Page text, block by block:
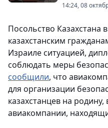
14:24, 08
Посольство Казахстана
казахстанским
Израиле ситуацией,
соблюдать меры
сообщили, что
для организации
казахстанцев на
авиакомпании,